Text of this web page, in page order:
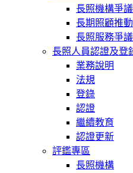
長照機構爭
長期照顧推
長照服務爭
長照人員認證及登
業務說明
法規
登錄
認證
繼續教育
認證更新
評鑑專區
長照機構